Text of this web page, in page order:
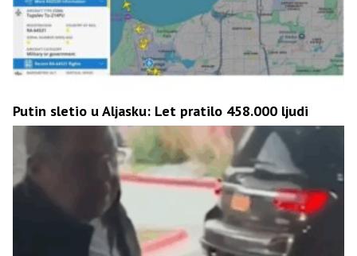
Putin sletio u Aljasku: Let pratilo 458.000 ljudi